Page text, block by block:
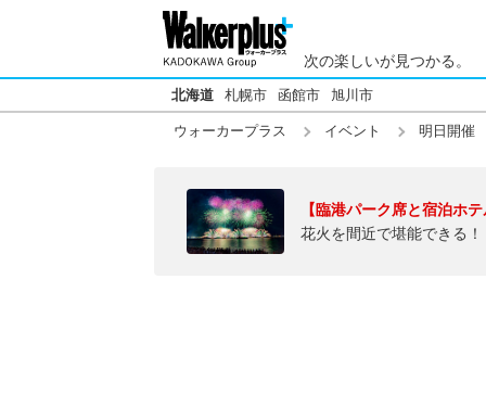
次の楽しいが見つかる。
北海道 札幌市 函館市 旭川市
ウォーカープラス イベント 明日開催
【臨港パーク席と宿泊ホ
花火を間近で堪能できる